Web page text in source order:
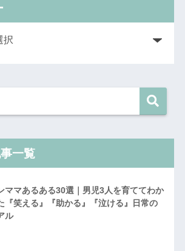
一覧
ママあるある30選｜男児3人を育ててわか
『笑える』『助かる』『泣ける』日常の
ル